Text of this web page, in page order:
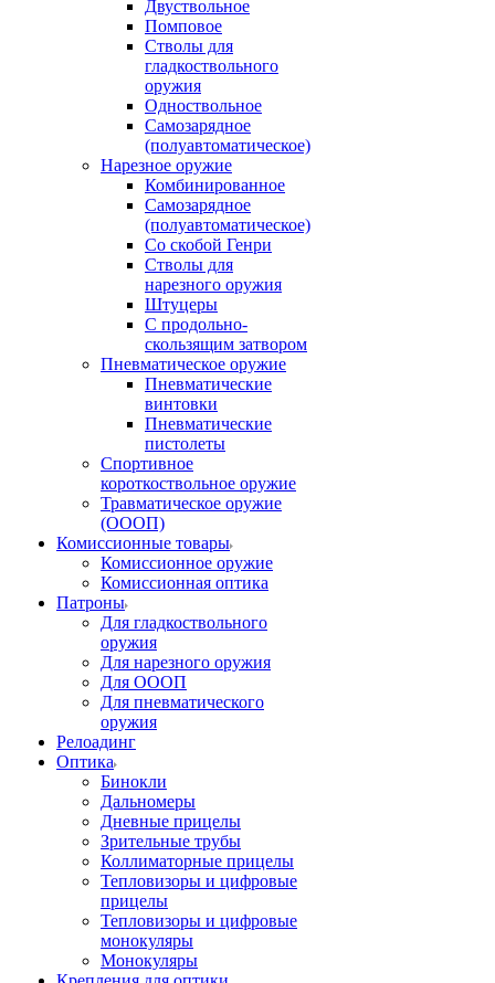
Двуствольное
Помповое
Стволы для
гладкоствольного
оружия
Одноствольное
Самозарядное
(полуавтоматическое)
Нарезное оружие
Комбинированное
Самозарядное
(полуавтоматическое)
Со скобой Генри
Стволы для
нарезного оружия
Штуцеры
С продольно-
скользящим затвором
Пневматическое оружие
Пневматические
винтовки
Пневматические
пистолеты
Спортивное
короткоствольное оружие
Травматическое оружие
(ОООП)
Комиссионные товары
Комиссионное оружие
Комиссионная оптика
Патроны
Для гладкоствольного
оружия
Для нарезного оружия
Для ОООП
Для пневматического
оружия
Релоадинг
Оптика
Бинокли
Дальномеры
Дневные прицелы
Зрительные трубы
Коллиматорные прицелы
Тепловизоры и цифровые
прицелы
Тепловизоры и цифровые
монокуляры
Монокуляры